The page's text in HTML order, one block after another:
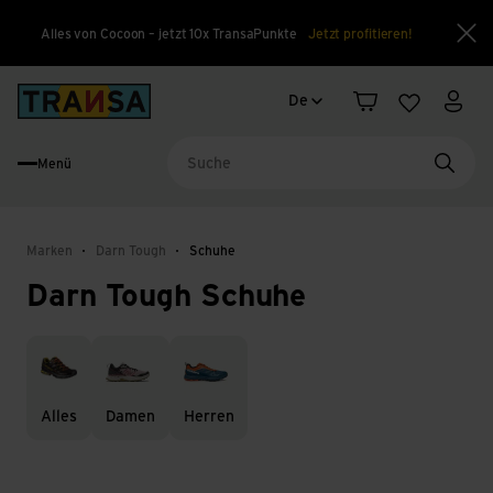
Alles von Cocoon – jetzt 10x TransaPunkte Jetzt profitieren!
Sprachwechsel
De
Warenkorb
Merkliste
Menü
Marken Darn Tough Schuhe
Darn Tough Schuhe
Alles Damen Herren